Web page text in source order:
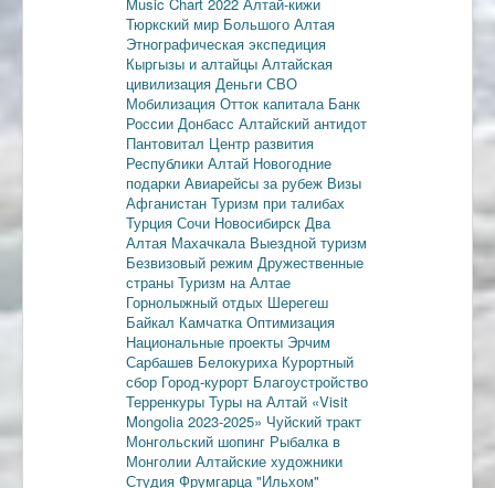
Тюркский мир Большого Алтая
Этнографическая экспедиция
Кыргызы и алтайцы Алтайская
цивилизация Деньги СВО
Мобилизация Отток капитала Банк
России Донбасс Алтайский антидот
Пантовитал Центр развития
Республики Алтай Новогодние
подарки Авиарейсы за рубеж Визы
Афганистан Туризм при талибах
Турция Сочи Новосибирск Два
Алтая Махачкала Выездной туризм
Безвизовый режим Дружественные
страны Туризм на Алтае
Горнолыжный отдых Шерегеш
Байкал Камчатка Оптимизация
Национальные проекты Эрчим
Сарбашев Белокуриха Курортный
сбор Город-курорт Благоустройство
Терренкуры Туры на Алтай «Visit
Mongolia 2023-2025» Чуйский тракт
Монгольский шопинг Рыбалка в
Монголии Алтайские художники
Студия Фрумгарца "Ильхом"